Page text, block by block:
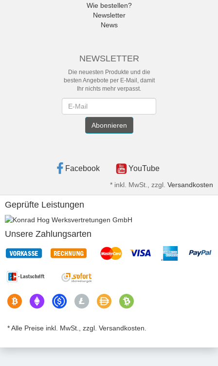
Wie bestellen?
Newsletter
News
NEWSLETTER
Die neuesten Produkte und die
besten Angebote per E-Mail, damit
Ihr nichts mehr verpasst.
Abonnieren
Facebook YouTube
* inkl. MwSt., zzgl. Versandkosten
Geprüfte Leistungen
Unsere Zahlungsarten
* Alle Preise inkl. MwSt., zzgl. Versandkosten.